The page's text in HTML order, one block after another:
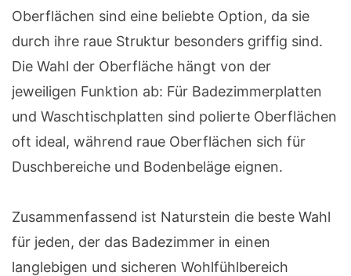
Oberflächen sind eine beliebte Option, da sie
durch ihre raue Struktur besonders griffig sind.
Die Wahl der Oberfläche hängt von der
jeweiligen Funktion ab: Für Badezimmerplatten
und Waschtischplatten sind polierte Oberflächen
oft ideal, während raue Oberflächen sich für
Duschbereiche und Bodenbeläge eignen.
Zusammenfassend ist Naturstein die beste Wahl
für jeden, der das Badezimmer in einen
langlebigen und sicheren Wohlfühlbereich